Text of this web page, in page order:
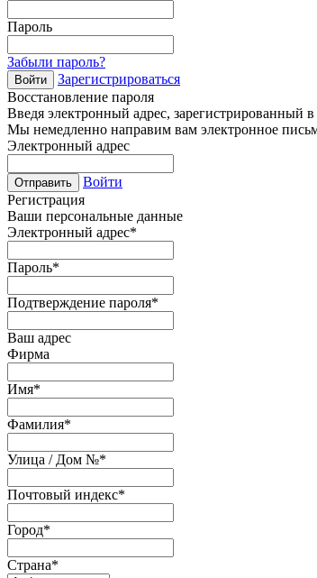
Пароль
Забыли пароль?
Войти
Зарегистрироваться
Восстановление пароля
Введя электронный адрес, зарегистрированный
Мы немедленно направим вам электронное
Электронный адрес
Отправить
Войти
Регистрация
Ваши персональные данные
Электронный адрес*
Пароль*
Подтверждение пароля*
Ваш адрес
Фирма
Имя*
Фамилия*
Улица / Дом №*
Почтовый индекс*
Город*
Страна*